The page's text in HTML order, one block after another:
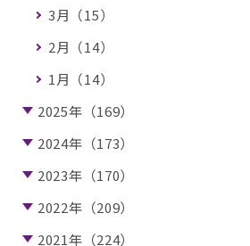
3月（15）
2月（14）
1月（14）
2025年（169）
2024年（173）
2023年（170）
2022年（209）
2021年（224）